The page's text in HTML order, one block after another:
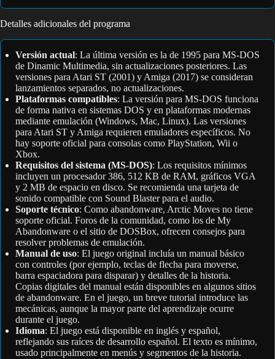
Detalles adicionales del programa
Versión actual: La última versión es la de 1995 para MS-DOS
de Dinamic Multimedia, sin actualizaciones posteriores. Las
versiones para Atari ST (2001) y Amiga (2017) se consideran
lanzamientos separados, no actualizaciones.
Plataformas compatibles: La versión para MS-DOS funciona
de forma nativa en sistemas DOS y en plataformas modernas
mediante emulación (Windows, Mac, Linux). Las versiones
para Atari ST y Amiga requieren emuladores específicos. No
hay soporte oficial para consolas como PlayStation, Wii o
Xbox.
Requisitos del sistema (MS-DOS): Los requisitos mínimos
incluyen un procesador 386, 512 KB de RAM, gráficos VGA
y 2 MB de espacio en disco. Se recomienda una tarjeta de
sonido compatible con Sound Blaster para el audio.
Soporte técnico: Como abandonware, Arctic Moves no tiene
soporte oficial. Foros de la comunidad, como los de My
Abandonware o el sitio de DOSBox, ofrecen consejos para
resolver problemas de emulación.
Manual de uso: El juego original incluía un manual básico
con controles (por ejemplo, teclas de flecha para moverse,
barra espaciadora para disparar) y detalles de la historia.
Copias digitales del manual están disponibles en algunos sitios
de abandonware. En el juego, un breve tutorial introduce las
mecánicas, aunque la mayor parte del aprendizaje ocurre
durante el juego.
Idioma: El juego está disponible en inglés y español,
reflejando sus raíces de desarrollo español. El texto es mínimo,
usado principalmente en menús y segmentos de la historia.